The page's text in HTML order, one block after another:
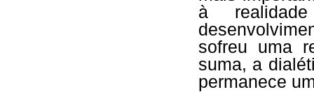
à
sofreu uma
suma, a
permanece